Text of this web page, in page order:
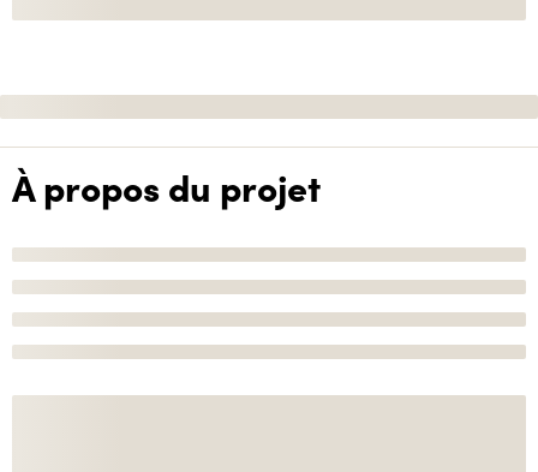
À propos du projet